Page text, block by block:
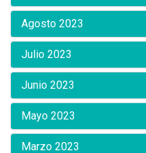
Agosto 2023
Julio 2023
Junio 2023
Mayo 2023
Marzo 2023